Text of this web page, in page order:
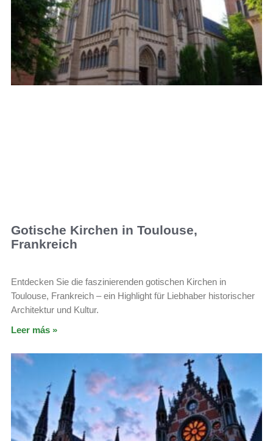
Gotische Kirchen in Toulouse,
Frankreich
Entdecken Sie die faszinierenden gotischen Kirchen in
Toulouse, Frankreich – ein Highlight für Liebhaber historischer
Architektur und Kultur.
Leer más »